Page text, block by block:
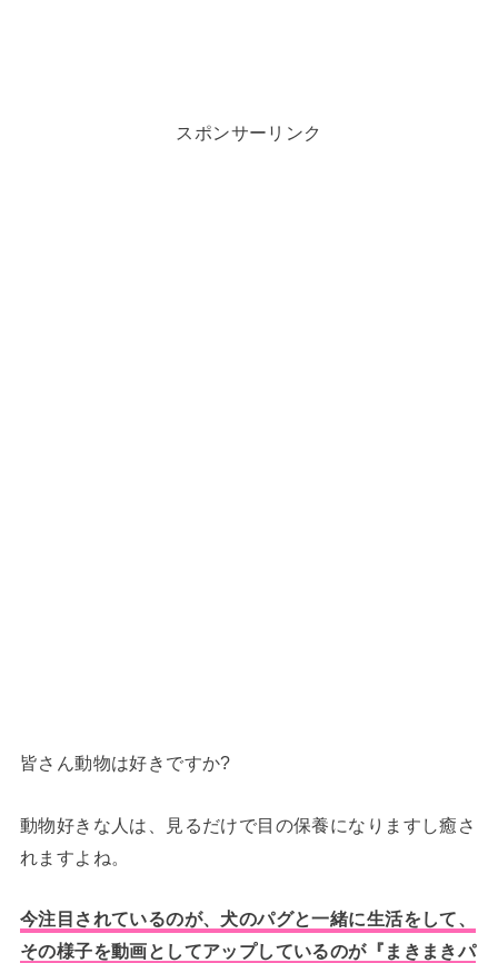
スポンサーリンク
皆さん動物は好きですか?
動物好きな人は、見るだけで目の保養になりますし癒さ
れますよね。
今注目されているのが、犬のパグと一緒に生活をして、
その様子を動画としてアップしているのが『まきまきパ